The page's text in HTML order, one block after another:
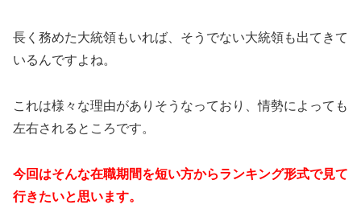
長く務めた大統領もいれば、そうでない大統領も出てきて
いるんですよね。
これは様々な理由がありそうなっており、情勢によっても
左右されるところです。
今回はそんな在職期間を短い方からランキング形式で見て
行きたいと思います。